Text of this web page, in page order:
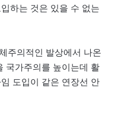
하는 것은 있을 수 없는
주의적인 발상에서 나온
국가주의를 높이는데 활
도입이 같은 연장선 안